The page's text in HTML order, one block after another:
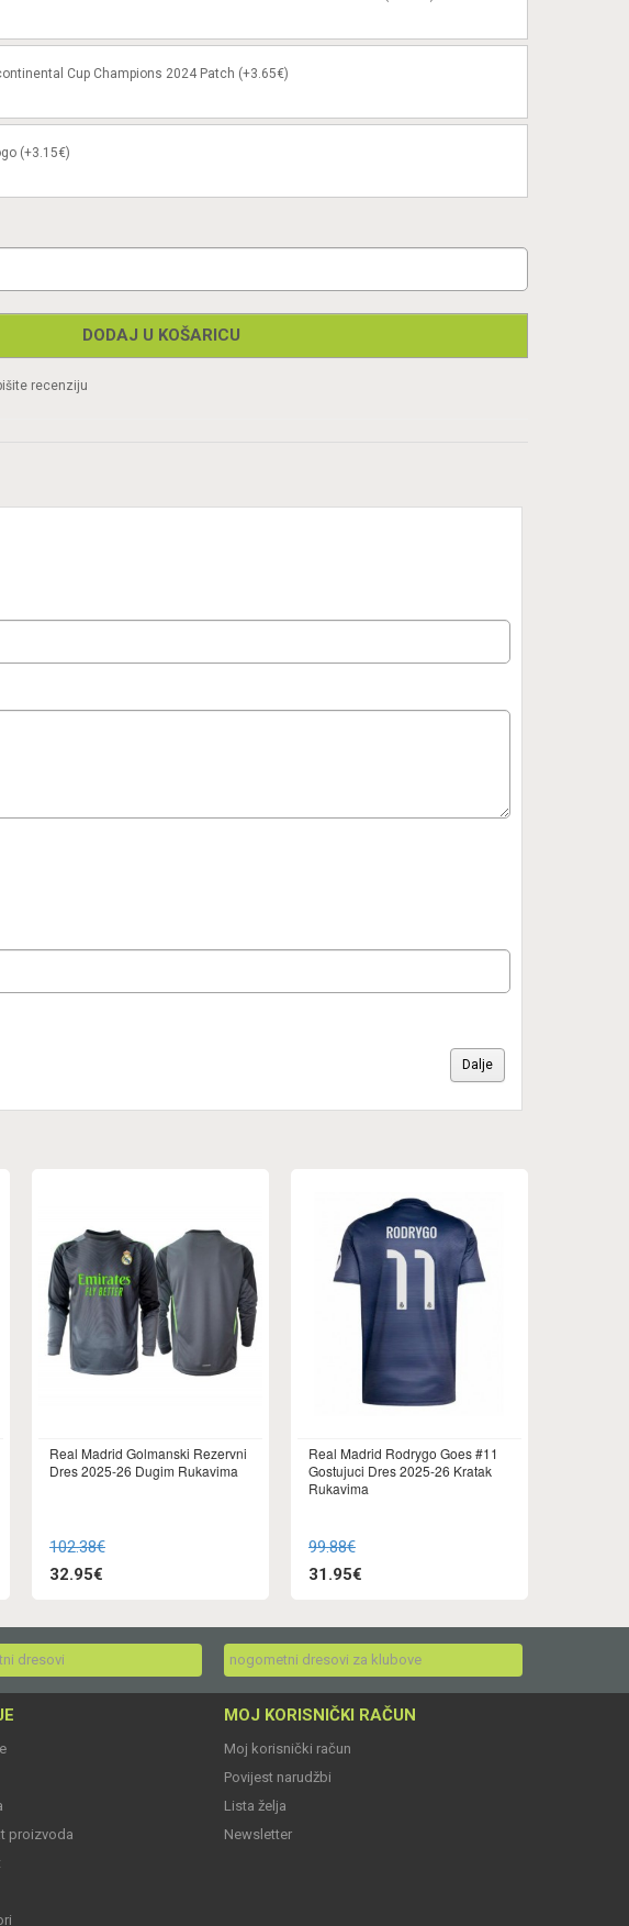
Cup Champions 2024 Patch (+3.65€)
(+3.15€)
DODAJ U KOŠARICU
recenziju
Dalje
Real Madrid Golmanski Rezervni
Dres 2025-26 Dugim Rukavima
102.38€
32.95€
Real Madrid Rodrygo Goes #11
Gostujuci Dres 2025-26 Kratak
Rukavima
99.88€
31.95€
dresovi nogometni dresovi za klubove
proizvoda
MOJ KORISNIČKI RAČUN
Moj korisnički račun
Povijest narudžbi
Lista želja
Newsletter